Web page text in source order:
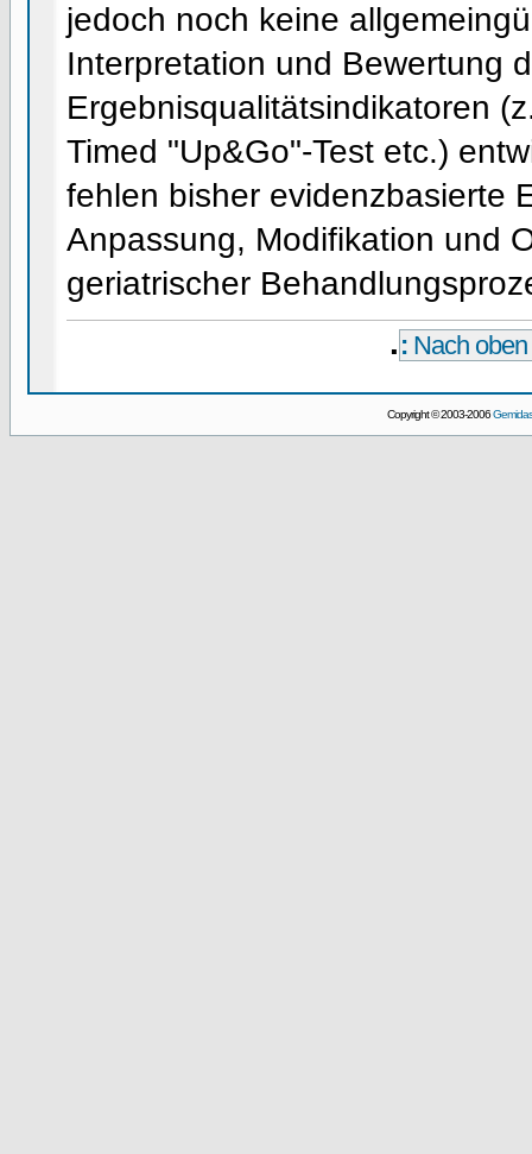
jedoch noch keine
Interpretation und Bewertung
Ergebnisqualitätsindikatoren
Timed "Up&Go"-Test etc.)
fehlen bisher evidenzbasierte
Anpassung, Modifikation und
geriatrischer
. :Nach oben
Copyright © 2003-2006